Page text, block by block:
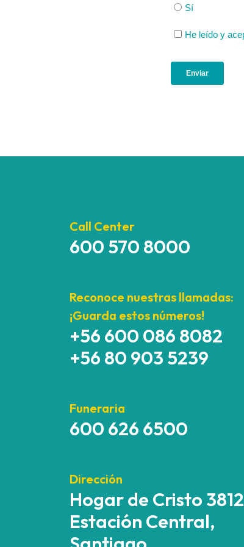
Call Center
600 570 8000
Reconoce nuestras llamadas:
¡Guarda estos números!
+56 600 086 8082
+56 80 903 5239
Funeraria
600 626 6500
Dirección
Hogar de Cristo 3812
Estación Central,